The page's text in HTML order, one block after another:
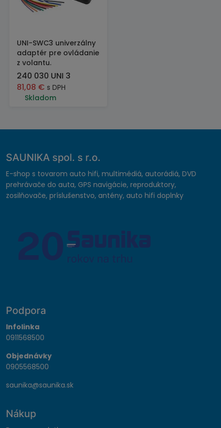
UNI-SWC3 univerzálny
adaptér pre ovládanie
z volantu.
240 030 UNI 3
81,08 € s DPH
Skladom
SAUNIKA spol. s r.o.
E-shop s tovarom auto hifi, multimédiá, autorádiá, DVD
prehrávače do auta, GPS navigácie, reproduktory,
zosilňovače, príslušenstvo, antény, auto hifi doplnky
Podpora
Infolinka
0911568500
Objednávky
0905568500
saunika@saunika.sk
Nákup